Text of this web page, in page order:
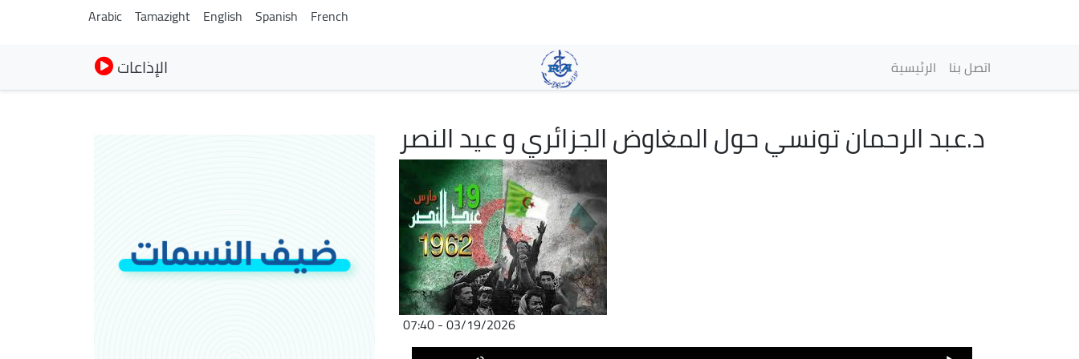
main
content
Arabic Tamazight English Spanish French
الإذاعات Main navigation
الرئيسية اتصل بنا
د.عبد الرحمان تونسي حول المغاوض الجزائري و عيد النصر
03/19/2026 - 07:40
Audio